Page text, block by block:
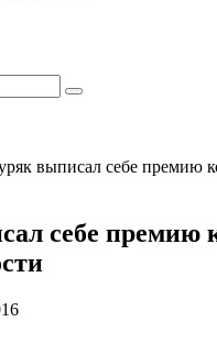
выписал себе премию
себе премию